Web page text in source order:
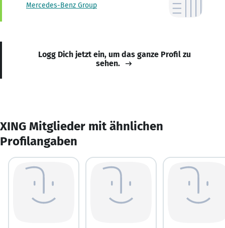
Mercedes-Benz Group
Logg Dich jetzt ein, um das ganze Profil zu
sehen.
XING Mitglieder mit ähnlichen
Profilangaben